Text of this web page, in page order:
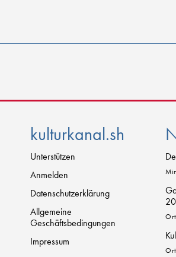
kulturkanal.sh
Unterstützen
Anmelden
Datenschutzerklärung
Allgemeine
Geschäftsbedingungen
Impressum